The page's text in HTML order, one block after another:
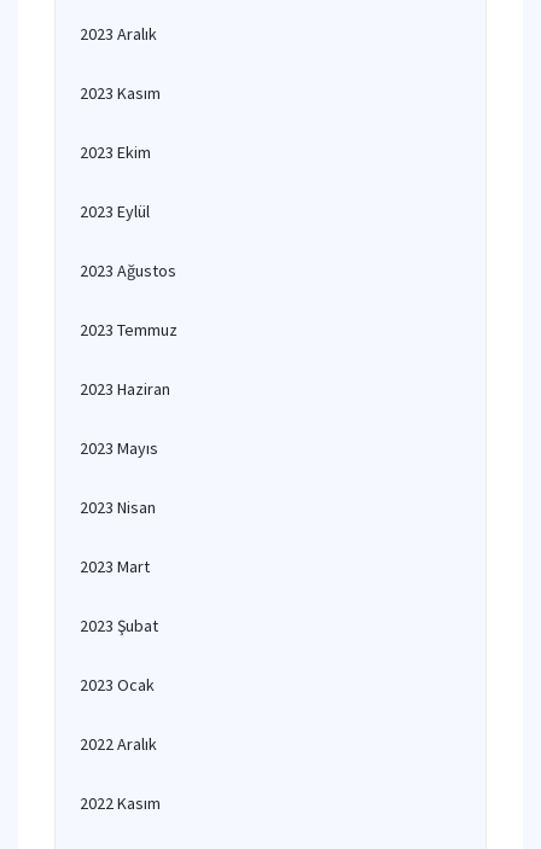
2023 Aralık
2023 Kasım
2023 Ekim
2023 Eylül
2023 Ağustos
2023 Temmuz
2023 Haziran
2023 Mayıs
2023 Nisan
2023 Mart
2023 Şubat
2023 Ocak
2022 Aralık
2022 Kasım